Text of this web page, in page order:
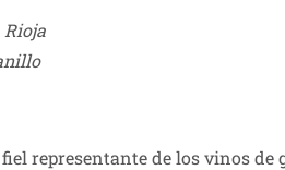
Rioja
representante de los vinos de